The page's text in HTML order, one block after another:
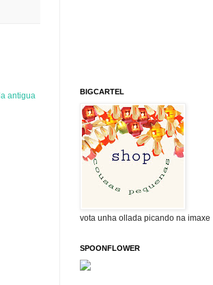
antigua BIGCARTEL
vota unha ollada picando na imaxe
SPOONFLOWER